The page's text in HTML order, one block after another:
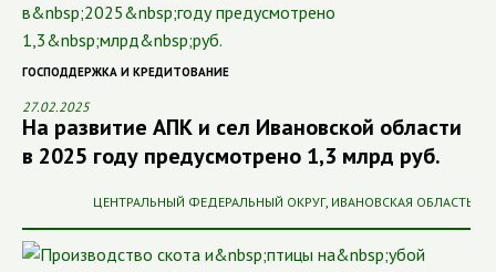
ГОСПОДДЕРЖКА И КРЕДИТОВАНИЕ
27.02.2025
На развитие АПК и сел Ивановской области
в 2025 году предусмотрено 1,3 млрд руб.
ЦЕНТРАЛЬНЫЙ ФЕДЕРАЛЬНЫЙ ОКРУГ, ИВАНОВСКАЯ ОБЛАСТЬ